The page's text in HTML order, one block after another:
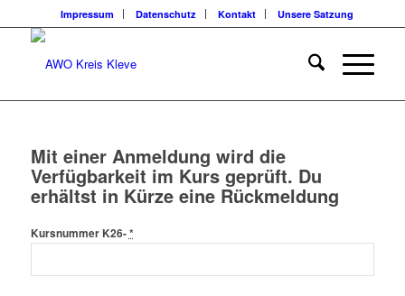
Impressum Datenschutz Kontakt Unsere Satzung
Mit einer Anmeldung wird die
Verfügbarkeit im Kurs geprüft. Du
erhältst in Kürze eine Rückmeldung
Kursnummer K26-*